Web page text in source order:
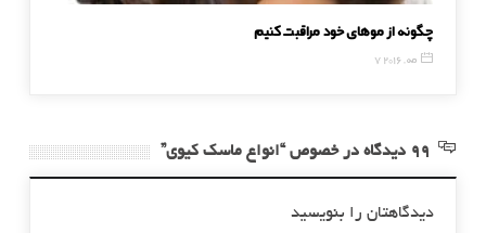
چگونه از موهای خود مراقبت کنیم
7 مه, 2016
دیدگاهتان را بنویسید